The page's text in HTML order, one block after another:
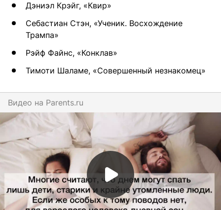
Дэниэл Крэйг, «Квир»
Себастиан Стэн, «Ученик. Восхождение
Трампа»
Рэйф Файнс, «Конклав»
Тимоти Шаламе, «Совершенный незнакомец»
Видео на parents.ru